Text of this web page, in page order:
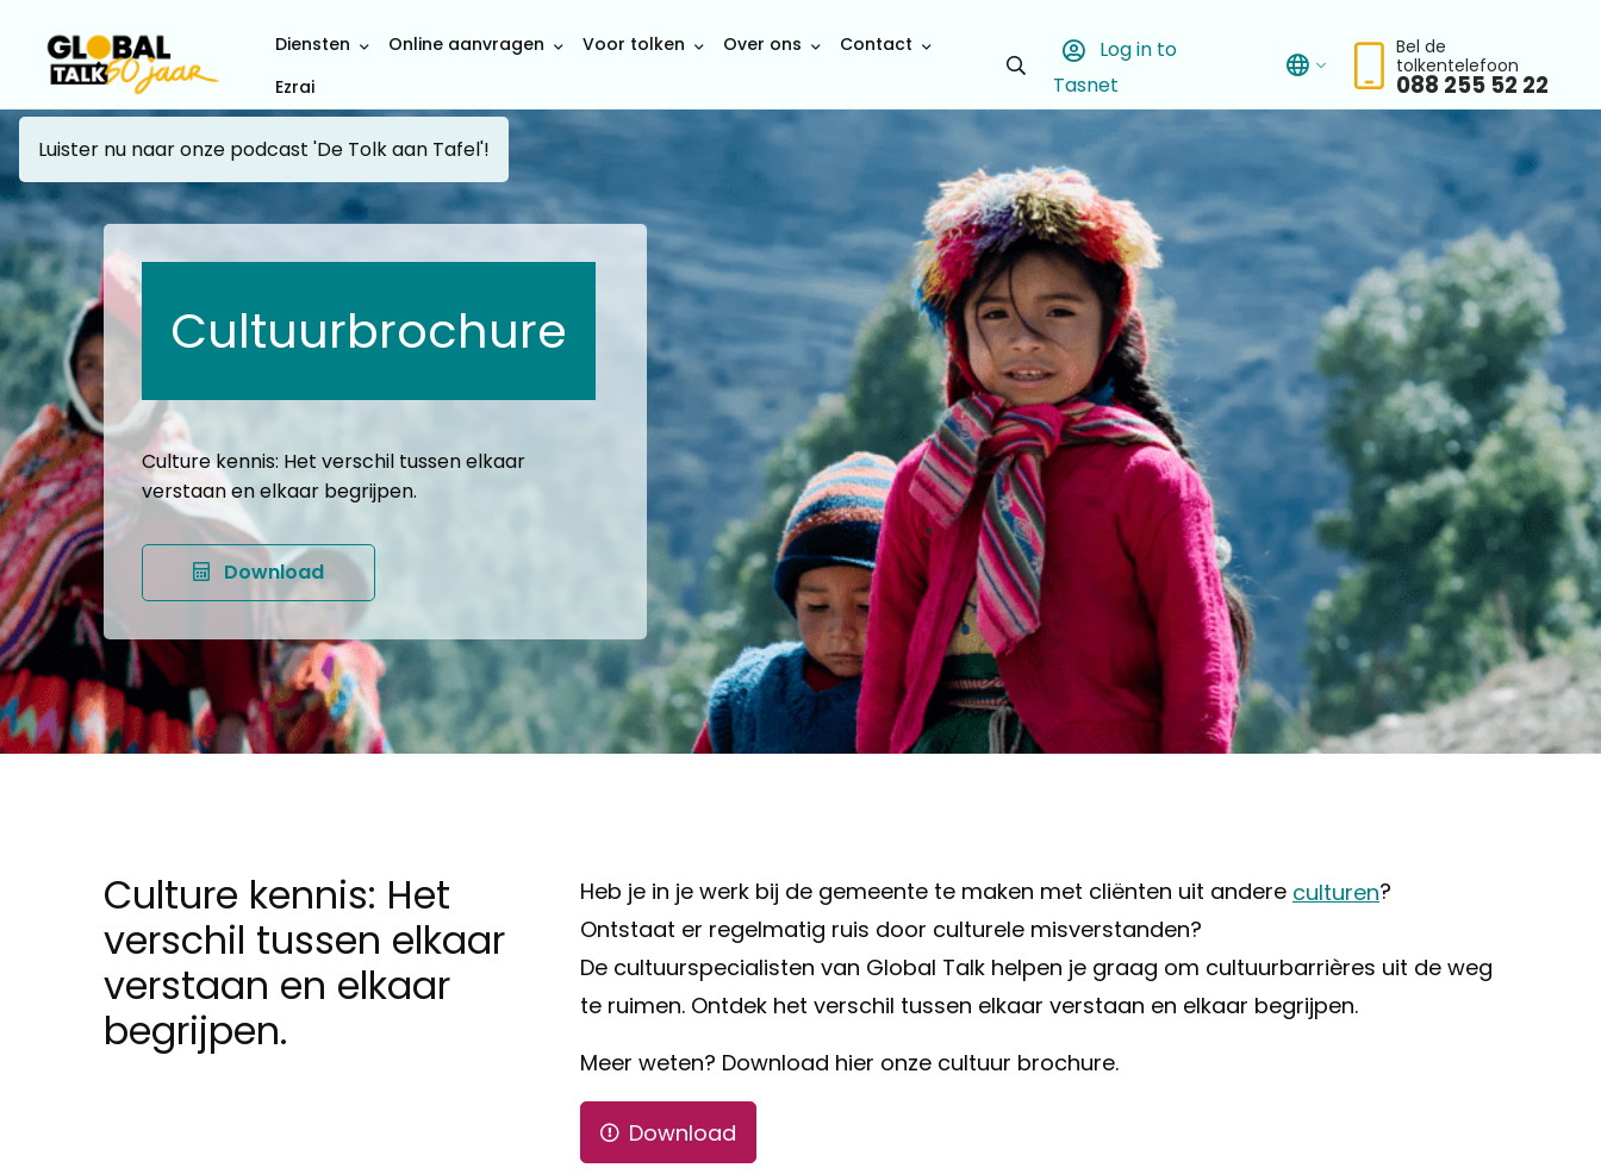
Diensten Online aanvragen Voor tolken Over ons
Contact
Ezrai
Open
searchbar
Log in to
Tasnet
Bel de
tolkentelefoon
Luister nu naar onze podcast 'De Tolk aan Tafel'!
Cultuurbrochure
Culture kennis: Het verschil tussen elkaar
verstaan en elkaar begrijpen.
Download
Culture kennis: Het
verschil tussen elkaar
verstaan en elkaar
begrijpen.
Heb je in je werk bij de gemeente te maken met cliënten uit andere culturen?
Ontstaat er regelmatig ruis door culturele misverstanden?
De cultuurspecialisten van Global Talk helpen je graag om cultuurbarrières uit de weg
te ruimen. Ontdek het verschil tussen elkaar verstaan en elkaar begrijpen.
Meer weten? Download hier onze cultuur brochure.
Download